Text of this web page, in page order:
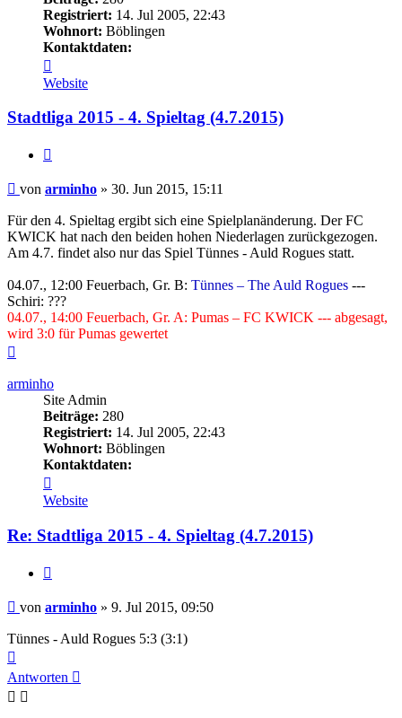
Registriert: 14. Jul 2005, 22:43
Wohnort: Böblingen
Kontaktdaten:
von
arminho
Website
Stadtliga 2015 - 4. Spieltag (4.7.2015)
Beitrag
von arminho » 30. Jun 2015, 15:11
Für den 4. Spieltag ergibt sich eine Spielplanänderung. Der FC
KWICK hat nach den beiden hohen Niederlagen zurückgezogen.
Am 4.7. findet also nur das Spiel Tünnes - Auld Rogues statt.
04.07., 12:00 Feuerbach, Gr. B: Tünnes – The Auld Rogues ---
Schiri: ???
04.07., 14:00 Feuerbach, Gr. A: Pumas – FC KWICK --- abgesagt,
wird 3:0 für Pumas gewertet
arminho
Site Admin
Beiträge: 280
Registriert: 14. Jul 2005, 22:43
Wohnort: Böblingen
Kontaktdaten:
von
arminho
Website
Re: Stadtliga 2015 - 4. Spieltag (4.7.2015)
Beitrag
von arminho » 9. Jul 2015, 09:50
Tünnes - Auld Rogues 5:3 (3:1)
oben
Antworten